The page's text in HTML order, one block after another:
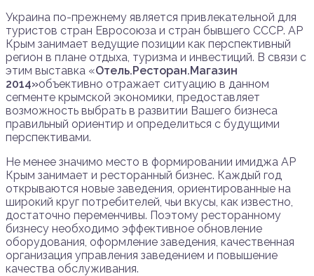
Украина по-прежнему является привлекательной для
туристов стран Евросоюза и стран бывшего СССР. АР
Крым занимает ведущие позиции как перспективный
регион в плане отдыха, туризма и инвестиций. В связи с
этим выставка «Отель.Ресторан.Магазин
2014»объективно отражает ситуацию в данном
сегменте крымской экономики, предоставляет
возможность выбрать в развитии Вашего бизнеса
правильный ориентир и определиться с будущими
перспективами.
Не менее значимо место в формировании имиджа АР
Крым занимает и ресторанный бизнес. Каждый год
открываются новые заведения, ориентированные на
широкий круг потребителей, чьи вкусы, как известно,
достаточно переменчивы. Поэтому ресторанному
бизнесу необходимо эффективное обновление
оборудования, оформление заведения, качественная
организация управления заведением и повышение
качества обслуживания.